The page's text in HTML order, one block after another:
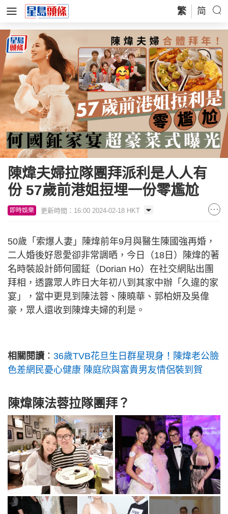
繁 简
陳煒夫婦拉隊團拜派利是人人有
份 57歲前港姐𢭃埋一份零尷尬
即時娛樂 更新時間：16:00 2024-02-18 HKT
50歲「索爆人妻」陳煒前年9月與醫生陳國強再婚，
二人婚後好恩愛卻非常調晒，今日（18日）陳煒的著
名時裝設計師何國鉦（Dorian Ho）在社交網貼出團
拜相，透露眾人昨日大年初八到其家中辦「久違的家
宴」，當中更見到陳法蓉、陳曉華、郭柏妍及吳偉
豪，眾人還收到陳煒夫婦的利是。
相關閱讀 ： 36歲TVB花旦生日群星現身！陳煒老公臉
色差網民憂心健康 陳庭欣與富貴男友情侶裝到賀
陳煒陳法蓉拉隊團拜？